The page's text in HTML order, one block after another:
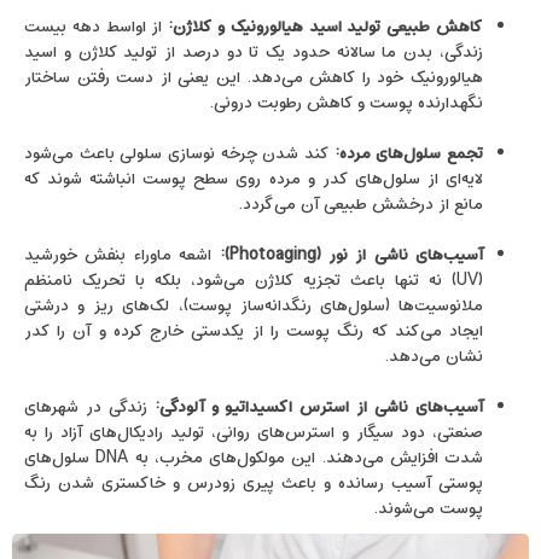
کاهش طبیعی تولید اسید هیالورونیک و کلاژن: از اواسط دهه بیست
زندگی، بدن ما سالانه حدود یک تا دو درصد از تولید کلاژن و اسید
هیالورونیک خود را کاهش می‌دهد. این یعنی از دست رفتن ساختار
نگهدارنده پوست و کاهش رطوبت درونی.
تجمع سلول‌های مرده: کند شدن چرخه نوسازی سلولی باعث می‌شود
لایه‌ای از سلول‌های کدر و مرده روی سطح پوست انباشته شوند که
مانع از درخشش طبیعی آن می‌گردد.
آسیب‌های ناشی از نور (Photoaging
): اشعه ماوراء بنفش خورشید
(UV) نه تنها باعث تجزیه کلاژن می‌شود، بلکه با تحریک نامنظم
ملانوسیت‌ها (سلول‌های رنگدانه‌ساز پوست)، لک‌های ریز و درشتی
ایجاد می‌کند که رنگ پوست را از یکدستی خارج کرده و آن را کدر
نشان می‌دهد.
آسیب‌های ناشی از استرس اکسیداتیو و آلودگی: زندگی در شهرهای
صنعتی، دود سیگار و استرس‌های روانی، تولید رادیکال‌های آزاد را به
شدت افزایش می‌دهند. این مولکول‌های مخرب، به DNA سلول‌های
پوستی آسیب رسانده و باعث پیری زودرس و خاکستری شدن رنگ
پوست می‌شوند.